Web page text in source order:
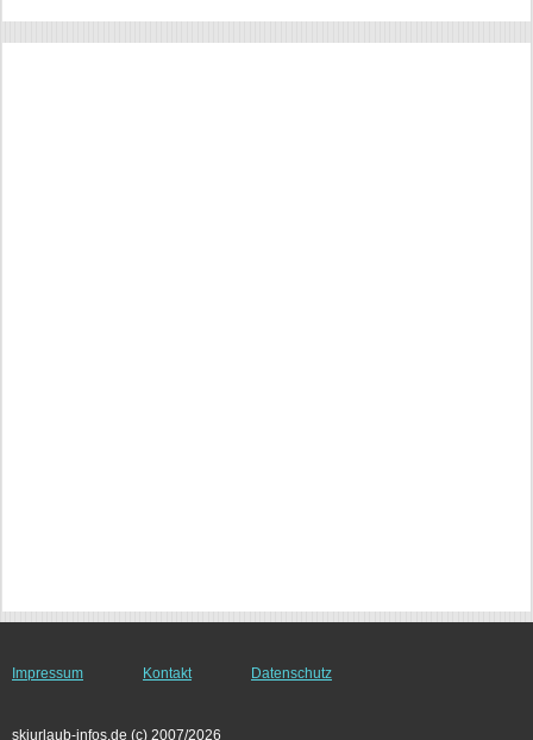
Impressum Kontakt Datenschutz
skiurlaub-infos.de (c) 2007/2026